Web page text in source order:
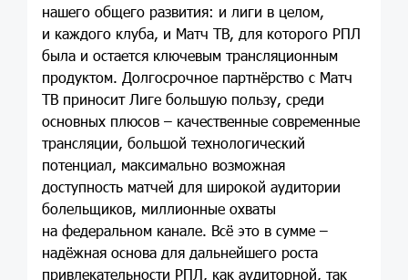
нашего общего развития: и лиги в целом,
и каждого клуба, и Матч ТВ, для которого РПЛ
была и остается ключевым трансляционным
продуктом. Долгосрочное партнёрство с Матч
ТВ приносит Лиге большую пользу, среди
основных плюсов – качественные современные
трансляции, большой технологический
потенциал, максимально возможная
доступность матчей для широкой аудитории
болельщиков, миллионные охваты
на федеральном канале. Всё это в сумме –
надёжная основа для дальнейшего роста
привлекательности РПЛ, как аудиторной, так